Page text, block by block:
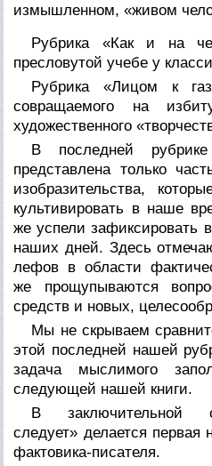
измышленном, «живом
Рубрика «Как и на
пресловутой учебе у
Рубрика «Лицом к
совращаемого на
художественного
В последней
представлена только
изобразительства,
культивировать в наше
же успели зафиксировать
наших дней. Здесь
лефов в области
же прощупываются
средств и новых,
Мы не скрываем
этой последней нашей
задача мыслимого
следующей нашей книги.
В заключительной
следует» делается
фактовика-писателя.